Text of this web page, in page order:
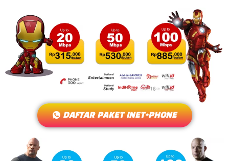
DAFTAR PAKET INET+PHONE